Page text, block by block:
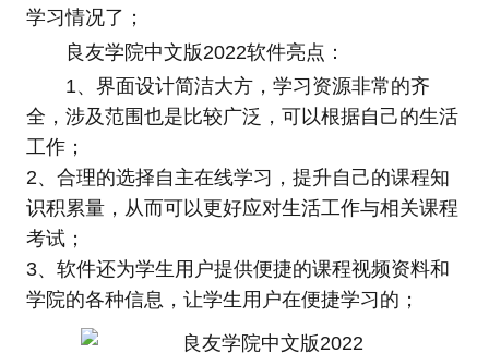
学习情况了；
良友学院中文版2022软件亮点：
1、界面设计简洁大方，学习资源非常的齐
全，涉及范围也是比较广泛，可以根据自己的生活
工作；
2、合理的选择自主在线学习，提升自己的课程知
识积累量，从而可以更好应对生活工作与相关课程
考试；
3、软件还为学生用户提供便捷的课程视频资料和
学院的各种信息，让学生用户在便捷学习的；